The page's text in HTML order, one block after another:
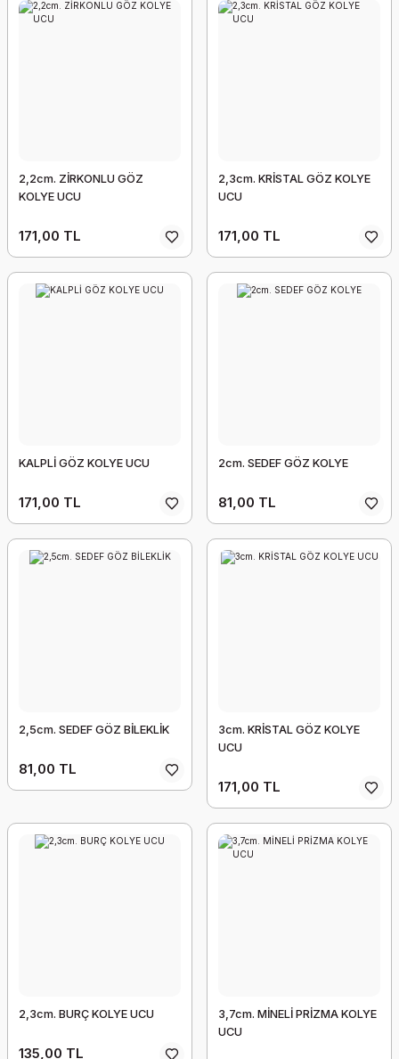
2,2cm. ZİRKONLU GÖZ
KOLYE UCU
171,00 TL
2,3cm. KRİSTAL GÖZ KOLYE
UCU
171,00 TL
KALPLİ GÖZ KOLYE UCU
171,00 TL
2cm. SEDEF GÖZ KOLYE
81,00 TL
2,5cm. SEDEF GÖZ BİLEKLİK
81,00 TL
3cm. KRİSTAL GÖZ KOLYE
UCU
171,00 TL
2,3cm. BURÇ KOLYE UCU
135,00 TL
3,7cm. MİNELİ PRİZMA KOLYE
UCU